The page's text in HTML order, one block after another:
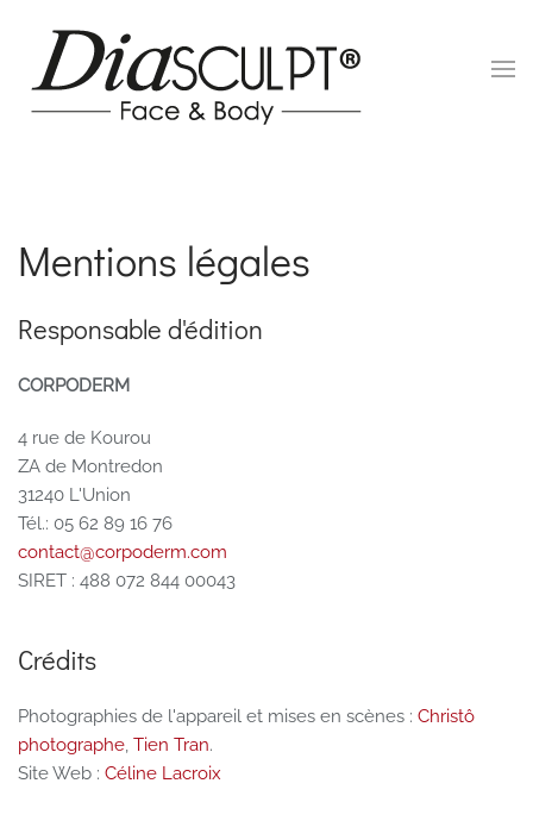
Accéder au contenu principal
Mentions légales
Responsable d'édition
CORPODERM
4 rue de Kourou
ZA de Montredon
31240 L'Union
Tél.: 05 62 89 16 76
contact@corpoderm.com
SIRET : 488 072 844 00043
Crédits
Photographies de l'appareil et mises en scènes : Christô
photographe, Tien Tran.
Site Web : Céline Lacroix